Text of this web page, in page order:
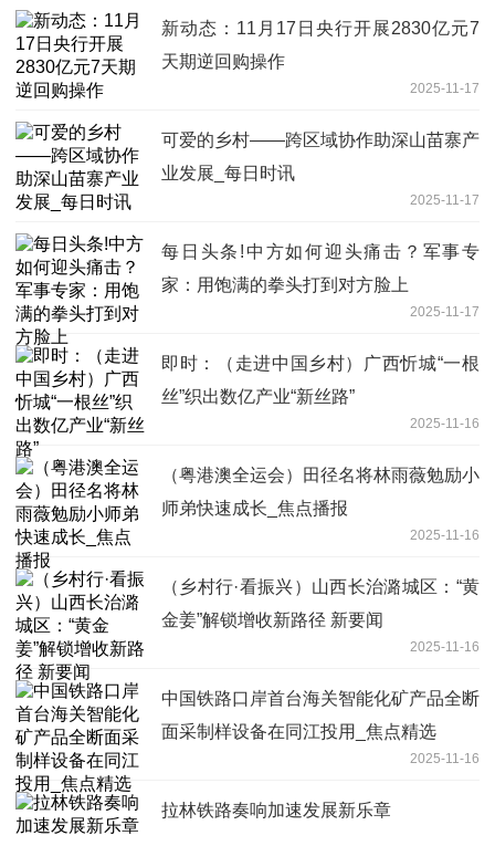
新动态：11月17日央行开展2830亿元7
天期逆回购操作
2025-11-17
可爱的乡村——跨区域协作助深山苗寨产
业发展_每日时讯
2025-11-17
每日头条!中方如何迎头痛击？军事专
家：用饱满的拳头打到对方脸上
2025-11-17
即时：（走进中国乡村）广西忻城“一根
丝”织出数亿产业“新丝路”
2025-11-16
（粤港澳全运会）田径名将林雨薇勉励小
师弟快速成长_焦点播报
2025-11-16
（乡村行·看振兴）山西长治潞城区：“黄
金姜”解锁增收新路径 新要闻
2025-11-16
中国铁路口岸首台海关智能化矿产品全断
面采制样设备在同江投用_焦点精选
2025-11-16
拉林铁路奏响加速发展新乐章